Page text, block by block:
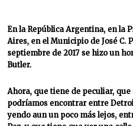
En la República Argentina, en la
Aires, en el Municipio de José C.
septiembre de 2017 se hizo un
Butler.
Ahora, que tiene de peculiar,
podríamos encontrar entre
yendo aun un poco más lejos,